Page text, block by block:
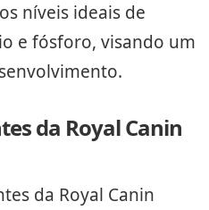
níveis ideais de
e fósforo, visando um
da Royal Canin
da Royal Canin